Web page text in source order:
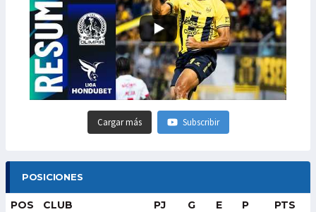
Cargar más Subscribir
POSICIONES
POS CLUB PJ G E P PTS